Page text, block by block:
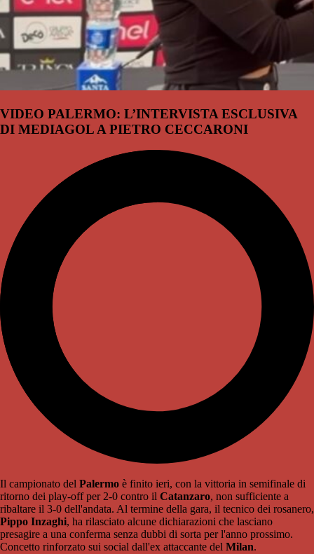
VIDEO PALERMO: L’INTERVISTA ESCLUSIVA
DI MEDIAGOL A PIETRO CECCARONI
Il campionato del Palermo è finito ieri, con la vittoria in semifinale di
ritorno dei play-off per 2-0 contro il Catanzaro, non sufficiente a
ribaltare il 3-0 dell'andata. Al termine della gara, il tecnico dei rosanero,
Pippo Inzaghi, ha rilasciato alcune dichiarazioni che lasciano
presagire a una conferma senza dubbi di sorta per l'anno prossimo.
Concetto rinforzato sui social dall'ex attaccante del Milan.